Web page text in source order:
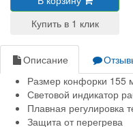
Описание
Размер конфорки 155
Световой индикатор
Плавная регулировка
Защита от перегрева